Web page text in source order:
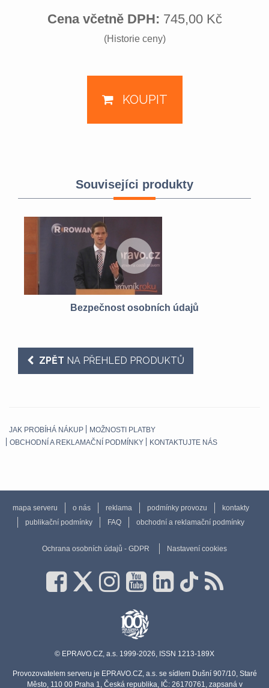
Cena včetně DPH: 745,00 Kč
(Historie ceny)
KOUPIT
Souvisejíci produkty
Bezpečnost osobních údajů
ZPĚT NA PŘEHLED PRODUKTŮ
JAK PROBÍHÁ NÁKUP
MOŽNOSTI PLATBY
OBCHODNÍ A REKLAMAČNÍ PODMÍNKY
KONTAKTUJTE NÁS
mapa serveru o nás reklama podmínky provozu
kontakty
publikační podmínky
FAQ obchodní a reklamační podmínky
Ochrana osobních údajů - GDPR Nastavení cookies
© EPRAVO.CZ, a.s. 1999-2026, ISSN 1213-189X
Provozovatelem serveru je EPRAVO.CZ, a.s. se sídlem Dušní 907/10, Staré
Město, 110 00 Praha 1, Česká republika, IČ: 26170761, zapsaná v